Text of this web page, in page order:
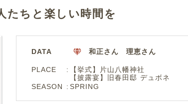
たちと楽しい時間を
DATA 和正さん 理恵さん
PLACE
【挙式】片山八幡神社
【披露宴】旧春田邸 デュボネ
SEASON
SPRING